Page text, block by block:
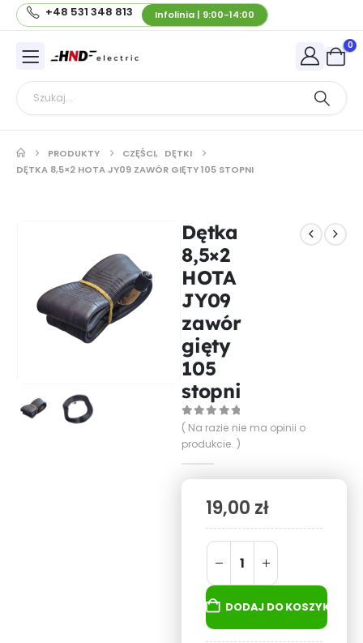
+48 531 348 813 Infolinia | 9:00-14:00
0
PRODUKTY CZĘŚCI, DĘTKI
DĘTKA 8,5×2 HOTA JY09 ZAWÓR GIĘTY 105 STOPNI
Dętka
8,5×2
HOTA
JY09
zawór
gięty
105
stopni
0out of 5
( Na razie nie ma opinii o
produkcie. )
19,00 zł
DODAJ DO KOSZYKA